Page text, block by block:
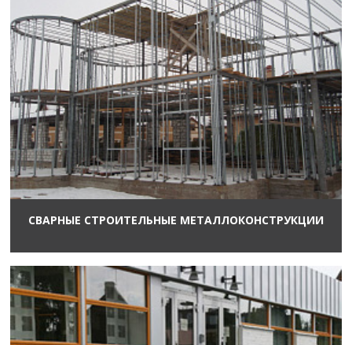
СВАРНЫЕ СТРОИТЕЛЬНЫЕ МЕТАЛЛОКОНСТРУКЦИИ